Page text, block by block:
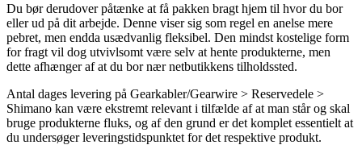
Du bør derudover påtænke at få pakken bragt hjem til hvor du bor
eller ud på dit arbejde. Denne viser sig som regel en anelse mere
pebret, men endda usædvanlig fleksibel. Den mindst kostelige form
for fragt vil dog utvivlsomt være selv at hente produkterne, men
dette afhænger af at du bor nær netbutikkens tilholdssted.
Antal dages levering på Gearkabler/Gearwire > Reservedele >
Shimano kan være ekstremt relevant i tilfælde af at man står og skal
bruge produkterne fluks, og af den grund er det komplet essentielt at
du undersøger leveringstidspunktet for det respektive produkt.